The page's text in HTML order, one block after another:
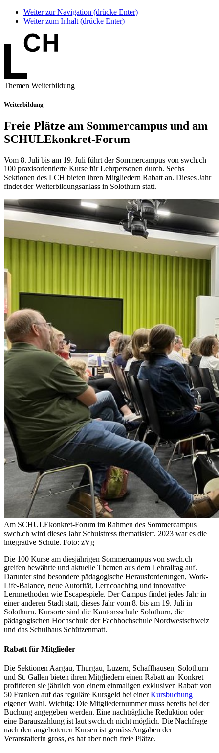
Weiter zur Navigation (drücke Enter)
Weiter zum Inhalt (drücke Enter)
Themen Weiterbildung
Weiterbildung
Freie Plätze am Sommercampus und am
SCHULEkonkret-Forum
Vom 8. Juli bis am 19. Juli führt der Sommercampus von swch.ch
100 praxisorientierte Kurse für Lehrpersonen durch. Sechs
Sektionen des LCH bieten ihren Mitgliedern Rabatt an. Dieses Jahr
findet der Weiterbildungsanlass in Solothurn statt.
Am SCHULEkonkret-Forum im Rahmen des Sommercampus
swch.ch wird dieses Jahr Schulstress thematisiert. 2023 war es die
integrative Schule. Foto: zVg
Die 100 Kurse am diesjährigen Sommercampus von swch.ch
greifen bewährte und aktuelle Themen aus dem Lehralltag auf.
Darunter sind besondere pädagogische Herausforderungen, Work-
Life-Balance, neue Autorität, Lerncoaching und innovative
Lernmethoden wie Escapespiele. Der Campus findet jedes Jahr in
einer anderen Stadt statt, dieses Jahr vom 8. bis am 19. Juli in
Solothurn. Kursorte sind die Kantonsschule Solothurn, die
pädagogischen Hochschule der Fachhochschule Nordwestschweiz
und das Schulhaus Schützenmatt.
Rabatt für Mitglieder
Die Sektionen Aargau, Thurgau, Luzern, Schaffhausen, Solothurn
und St. Gallen bieten ihren Mitgliedern einen Rabatt an. Konkret
profitieren sie jährlich von einem einmaligen exklusiven Rabatt von
50 Franken auf das reguläre Kursgeld bei einerKursbuchung
eigener Wahl. Wichtig: Die Mitgliedernummer muss bereits bei der
Buchung angegeben werden. Eine nachträgliche Reduktion oder
eine Barauszahlung ist laut swch.ch nicht möglich. Die Nachfrage
nach den angebotenen Kursen ist gemäss Angaben der
Veranstalterin gross, es hat aber noch freie Plätze.